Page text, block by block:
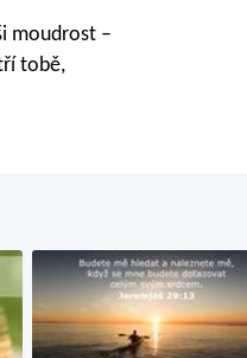
moudrost –
tobě,